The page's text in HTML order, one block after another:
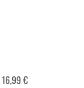
16,99 €